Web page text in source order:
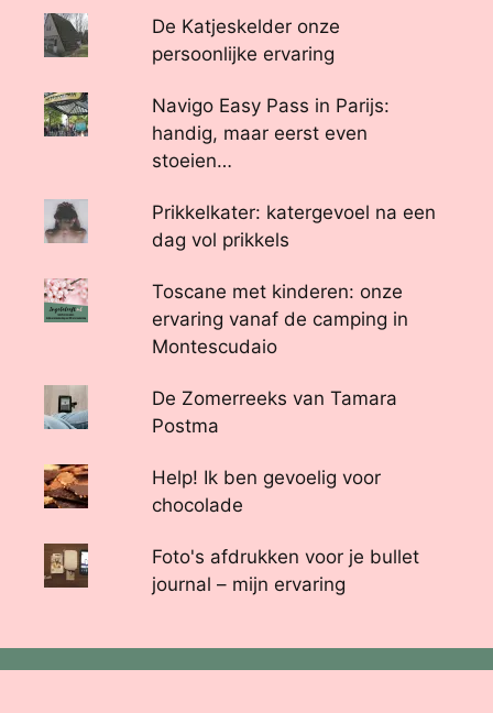
De Katjeskelder onze
persoonlijke ervaring
Navigo Easy Pass in Parijs:
handig, maar eerst even
stoeien…
Prikkelkater: katergevoel na een
dag vol prikkels
Toscane met kinderen: onze
ervaring vanaf de camping in
Montescudaio
De Zomerreeks van Tamara
Postma
Help! Ik ben gevoelig voor
chocolade
Foto's afdrukken voor je bullet
journal – mijn ervaring